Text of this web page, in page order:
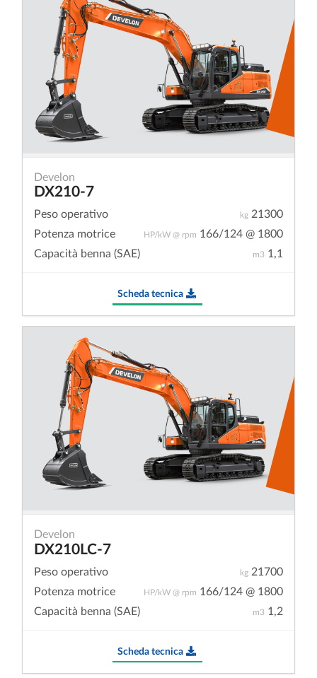
Develon
DX210-7
kg 21300
Peso operativo
HP/kW @ rpm 166/124 @ 1800
Potenza motrice
m3 1,1
Capacità benna (SAE)
Scheda tecnica
Develon
DX210LC-7
kg 21700
Peso operativo
HP/kW @ rpm 166/124 @ 1800
Potenza motrice
m3 1,2
Capacità benna (SAE)
Scheda tecnica